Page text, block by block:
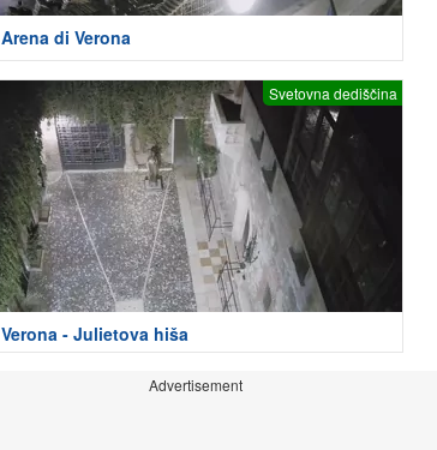
Arena di Verona
Svetovna dediščina
Verona - Julietova hiša
Advertisement